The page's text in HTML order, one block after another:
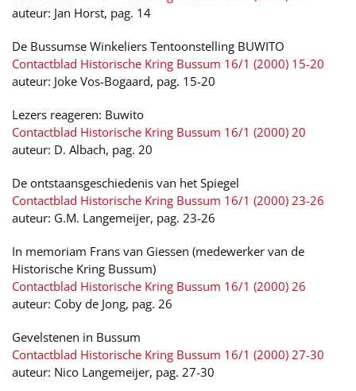
auteur: Jan Horst, pag. 14
De Bussumse Winkeliers Tentoonstelling BUWITO
Contactblad Historische Kring Bussum 16/1 (2000) 15-20
auteur: Joke Vos-Bogaard, pag. 15-20
Lezers reageren: Buwito
Contactblad Historische Kring Bussum 16/1 (2000) 20
auteur: D. Albach, pag. 20
De ontstaansgeschiedenis van het Spiegel
Contactblad Historische Kring Bussum 16/1 (2000) 23-26
auteur: G.M. Langemeijer, pag. 23-26
In memoriam Frans van Giessen (medewerker van de
Historische Kring Bussum)
Contactblad Historische Kring Bussum 16/1 (2000) 26
auteur: Coby de Jong, pag. 26
Gevelstenen in Bussum
Contactblad Historische Kring Bussum 16/1 (2000) 27-30
auteur: Nico Langemeijer, pag. 27-30